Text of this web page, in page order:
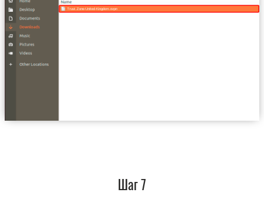
Trust.Zone-United-Kingdom.ovpn
Шаг 7